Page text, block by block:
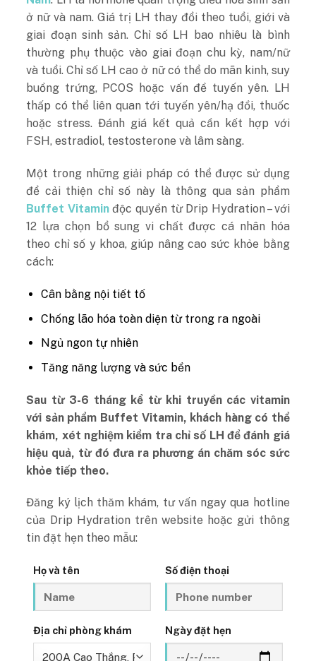
ở nữ và nam. Giá trị LH thay đổi theo tuổi, giới và
giai đoạn sinh sản. Chỉ số LH bao nhiêu là bình
thường phụ thuộc vào giai đoạn chu kỳ, nam/nữ
và tuổi. Chỉ số LH cao ở nữ có thể do mãn kinh, suy
buồng trứng, PCOS hoặc vấn đề tuyến yên. LH
thấp có thể liên quan tới tuyến yên/hạ đồi, thuốc
hoặc stress. Đánh giá kết quả cần kết hợp với
FSH, estradiol, testosterone và lâm sàng.
Một trong những giải pháp có thể được sử dụng
để cải thiện chỉ số này là thông qua sản phẩm
Buffet Vitaminđộc quyền từ Drip Hydration – với
12 lựa chọn bổ sung vi chất được cá nhân hóa
theo chỉ số y khoa, giúp nâng cao sức khỏe bằng
cách:
Cân bằng nội tiết tố
Chống lão hóa toàn diện từ trong ra ngoài
Ngủ ngon tự nhiên
Tăng năng lượng và sức bền
Sau từ 3-6 tháng kể từ khi truyền các vitamin
với sản phẩm Buffet Vitamin, khách hàng có thể
khám, xét nghiệm kiểm tra chỉ số LH để đánh giá
hiệu quả, từ đó đưa ra phương án chăm sóc sức
khỏe tiếp theo.
Đăng ký lịch thăm khám, tư vấn ngay qua hotline
của Drip Hydration trên website hoặc gửi thông
tin đặt hẹn theo mẫu:
Họ và tên Số điện thoại
Địa chỉ phòng khám Ngày đặt hẹn